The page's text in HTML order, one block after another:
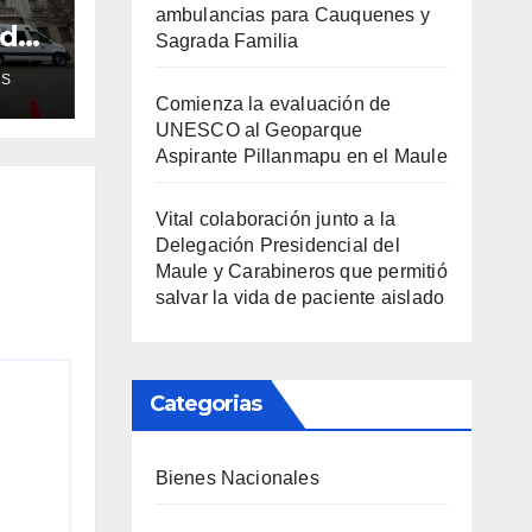
ambulancias para Cauquenes y
Sagrada Familia
Comienza la evaluación de
UNESCO al Geoparque
Aspirante Pillanmapu en el Maule
Vital colaboración junto a la
Delegación Presidencial del
Maule y Carabineros que permitió
salvar la vida de paciente aislado
Categorias
Bienes Nacionales